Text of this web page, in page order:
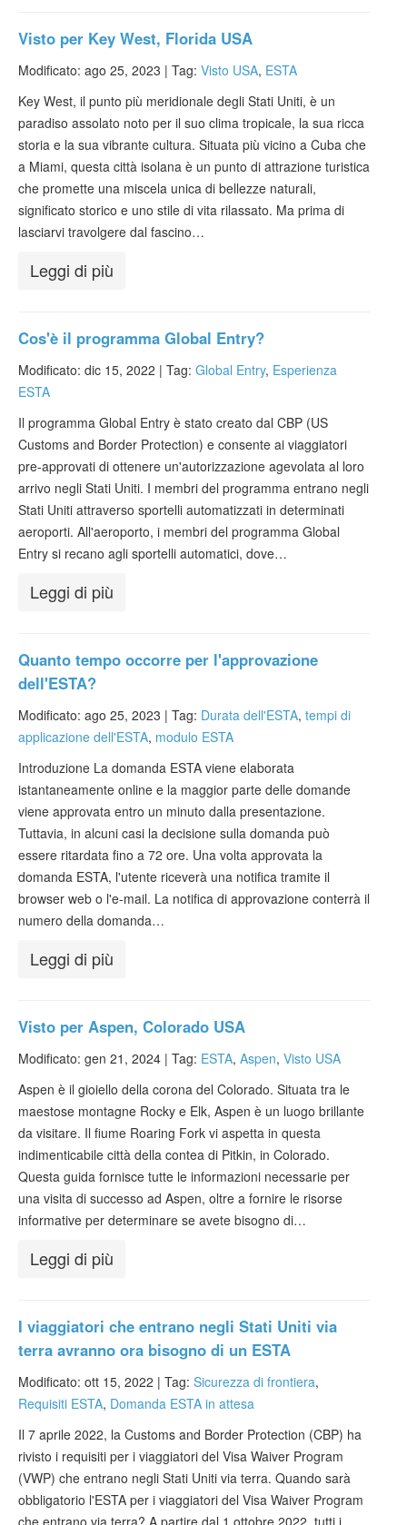
Visto per Key West, Florida USA
Modificato: ago 25, 2023 | Tag: Visto USA, ESTA
Key West, il punto più meridionale degli Stati Uniti, è un
paradiso assolato noto per il suo clima tropicale, la sua ricca
storia e la sua vibrante cultura. Situata più vicino a Cuba che
a Miami, questa città isolana è un punto di attrazione turistica
che promette una miscela unica di bellezze naturali,
significato storico e uno stile di vita rilassato. Ma prima di
lasciarvi travolgere dal fascino…
Leggi di più
Cos'è il programma Global Entry?
Modificato: dic 15, 2022 | Tag: Global Entry, Esperienza
ESTA
Il programma Global Entry è stato creato dal CBP (US
Customs and Border Protection) e consente ai viaggiatori
pre-approvati di ottenere un'autorizzazione agevolata al loro
arrivo negli Stati Uniti. I membri del programma entrano negli
Stati Uniti attraverso sportelli automatizzati in determinati
aeroporti. All'aeroporto, i membri del programma Global
Entry si recano agli sportelli automatici, dove…
Leggi di più
Quanto tempo occorre per l'approvazione
dell'ESTA?
Modificato: ago 25, 2023 | Tag: Durata dell'ESTA, tempi di
applicazione dell'ESTA, modulo ESTA
Introduzione La domanda ESTA viene elaborata
istantaneamente online e la maggior parte delle domande
viene approvata entro un minuto dalla presentazione.
Tuttavia, in alcuni casi la decisione sulla domanda può
essere ritardata fino a 72 ore. Una volta approvata la
domanda ESTA, l'utente riceverà una notifica tramite il
browser web o l'e-mail. La notifica di approvazione conterrà il
numero della domanda…
Leggi di più
Visto per Aspen, Colorado USA
Modificato: gen 21, 2024 | Tag: ESTA, Aspen, Visto USA
Aspen è il gioiello della corona del Colorado. Situata tra le
maestose montagne Rocky e Elk, Aspen è un luogo brillante
da visitare. Il fiume Roaring Fork vi aspetta in questa
indimenticabile città della contea di Pitkin, in Colorado.
Questa guida fornisce tutte le informazioni necessarie per
una visita di successo ad Aspen, oltre a fornire le risorse
informative per determinare se avete bisogno di…
Leggi di più
I viaggiatori che entrano negli Stati Uniti via
terra avranno ora bisogno di un ESTA
Modificato: ott 15, 2022 | Tag: Sicurezza di frontiera,
Requisiti ESTA, Domanda ESTA in attesa
Il 7 aprile 2022, la Customs and Border Protection (CBP) ha
rivisto i requisiti per i viaggiatori del Visa Waiver Program
(VWP) che entrano negli Stati Uniti via terra. Quando sarà
obbligatorio l'ESTA per i viaggiatori del Visa Waiver Program
che entrano via terra? A partire dal 1 ottobre 2022, tutti i